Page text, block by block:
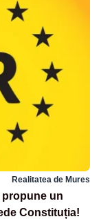
Realitatea de Mures
propune un
Constituția!